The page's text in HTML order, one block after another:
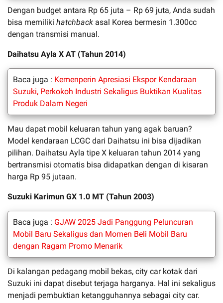
Dengan budget antara Rp 65 juta – Rp 69 juta, Anda sudah
bisa memiliki hatchback asal Korea bermesin 1.300cc
dengan transmisi manual.
Daihatsu Ayla X AT (Tahun 2014)
Baca juga : Kemenperin Apresiasi Ekspor Kendaraan
Suzuki, Perkokoh Industri Sekaligus Buktikan Kualitas
Produk Dalam Negeri
Mau dapat mobil keluaran tahun yang agak baruan?
Model kendaraan LCGC dari Daihatsu ini bisa dijadikan
pilihan. Daihatsu Ayla tipe X keluaran tahun 2014 yang
bertransmisi otomatis bisa didapatkan dengan di kisaran
harga Rp 95 jutaan.
Suzuki Karimun GX 1.0 MT (Tahun 2003)
Baca juga : GJAW 2025 Jadi Panggung Peluncuran
Mobil Baru Sekaligus dan Momen Beli Mobil Baru
dengan Ragam Promo Menarik
Di kalangan pedagang mobil bekas, city car kotak dari
Suzuki ini dapat disebut terjaga harganya. Hal ini sekaligus
menjadi pembuktian ketangguhannya sebagai city car.